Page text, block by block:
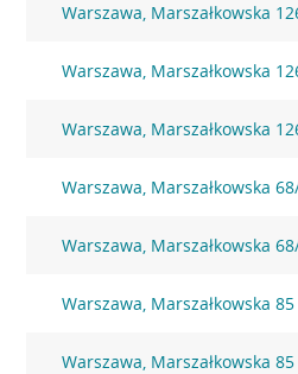
Warszawa, Marszałkowska
Warszawa, Marszałkowska
Warszawa, Marszałkowska
Warszawa, Marszałkowska
Warszawa, Marszałkowska
Warszawa, Marszałkowska 85
Warszawa, Marszałkowska 85